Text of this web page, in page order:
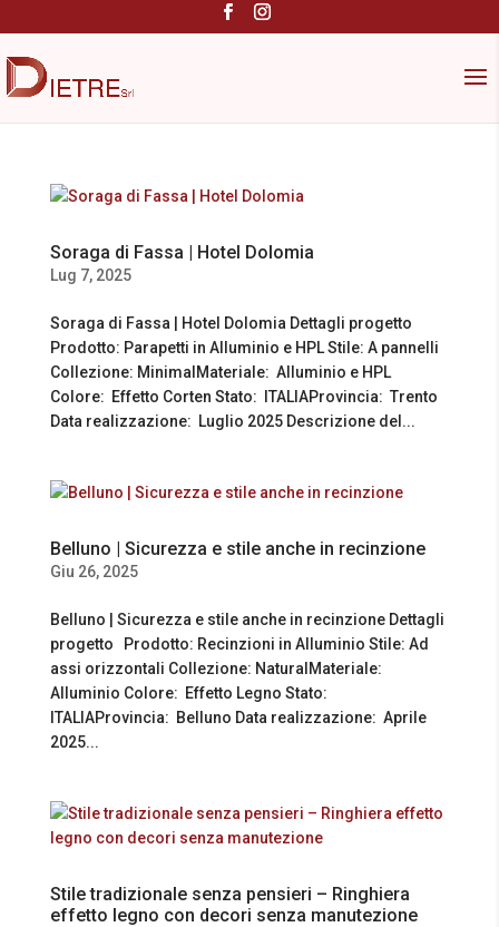
Soraga di Fassa | Hotel Dolomia
Lug 7, 2025
Soraga di Fassa | Hotel Dolomia Dettagli progetto
Prodotto: Parapetti in Alluminio e HPL Stile: A pannelli
Collezione: MinimalMateriale: Alluminio e HPL
Colore: Effetto Corten Stato: ITALIAProvincia: Trento
Data realizzazione: Luglio 2025 Descrizione del...
Belluno | Sicurezza e stile anche in recinzione
Giu 26, 2025
Belluno | Sicurezza e stile anche in recinzione Dettagli
progetto Prodotto: Recinzioni in Alluminio Stile: Ad
assi orizzontali Collezione: NaturalMateriale:
Alluminio Colore: Effetto Legno Stato:
ITALIAProvincia: Belluno Data realizzazione: Aprile
2025...
Stile tradizionale senza pensieri – Ringhiera
effetto legno con decori senza manutezione